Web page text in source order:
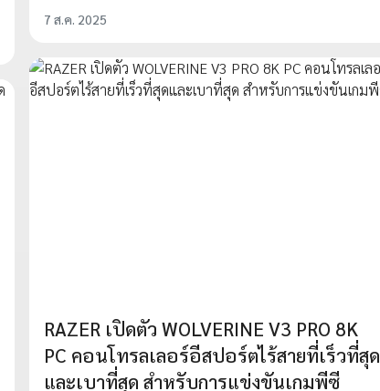
7 ส.ค. 2025
RAZER เปิดตัว WOLVERINE V3 PRO 8K
PC คอนโทรลเลอร์อีสปอร์ตไร้สายที่เร็วที่สุด
และเบาที่สุด สำหรับการแข่งขันเกมพีซี